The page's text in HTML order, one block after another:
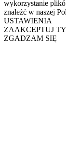
wykorzystanie
znaleźć w naszej
USTAWIENIA
ZAAKCEPTUJ
ZGADZAM SIĘ